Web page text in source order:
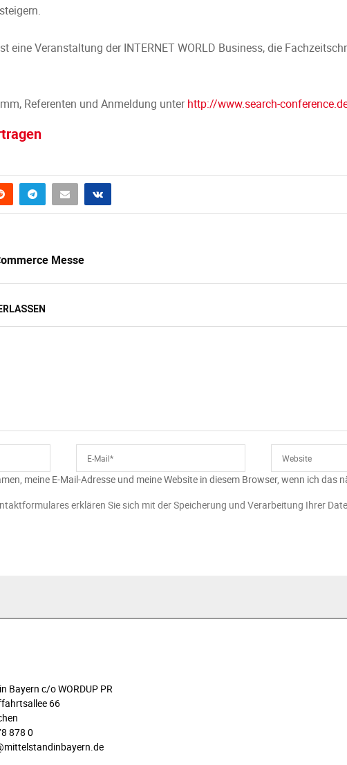
eine Veranstaltung der INTERNET WORLD Business, die
Referenten und Anmeldung unterhttp://www.search-
Messe
meine E-Mail-Adresse und meine Website in diesem Browser, wenn ich das
erklären Sie sich mit der Speicherung und Verarbeitung Ihrer
Bayern c/o WORDUP PR
66
878 0